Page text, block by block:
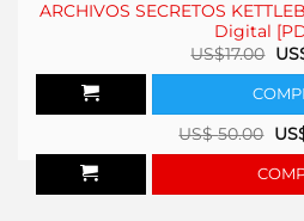
ARCHIVOS SECRETOS
Digital
US$17.00 El
era:
US$50.00